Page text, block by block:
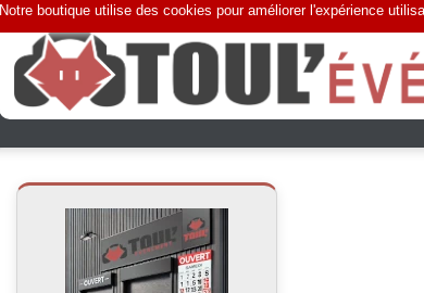
Notre boutique utilise des cookies pour améliorer l'expérience